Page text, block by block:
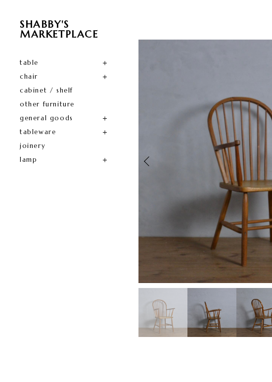
SHABBY'S
MARKETPLACE
table
chair
cabinet / shelf
other furniture
general goods
tableware
joinery
lamp